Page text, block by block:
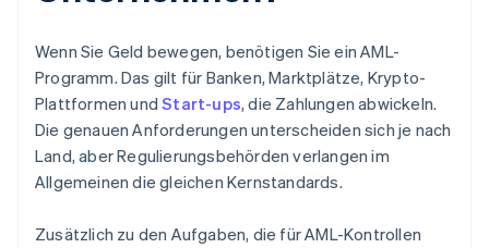
Wenn Sie Geld bewegen, benötigen Sie ein AML-
Programm. Das gilt für Banken, Marktplätze, Krypto-
Plattformen undStart-ups, die Zahlungen abwickeln.
Die genauen Anforderungen unterscheiden sich je nach
Land, aber Regulierungsbehörden verlangen im
Allgemeinen die gleichen Kernstandards.
Zusätzlich zu den Aufgaben, die für AML-Kontrollen